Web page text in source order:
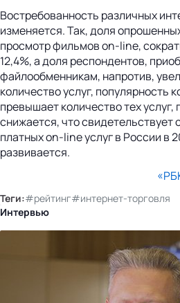
Востребованность различных
изменяется. Так, доля
просмотр фильмов on-line,
12,4%, а доля респондентов,
файлообменникам, напротив,
количество услуг, популярность
превышает количество тех услуг,
снижается, что свидетельствует
платных on-line услуг в России в
развивается.
Теги:#рейтинг#интернет-торговля
Интервью